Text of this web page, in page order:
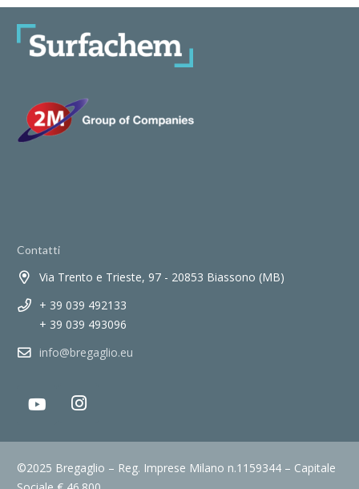
Contatti
Via Trento e Trieste, 97 - 20853 Biassono (MB)
+ 39 039 492133
+ 39 039 493096
info@bregaglio.eu
©2025 Bregaglio – Reg. Imprese Milano n.1159344 – Capitale